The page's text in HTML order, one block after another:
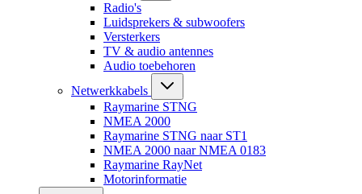
Radio's
Luidsprekers & subwoofers
Versterkers
TV & audio antennes
Audio toebehoren
Netwerkkabels
Raymarine STNG
NMEA 2000
Raymarine STNG naar ST1
NMEA 2000 naar NMEA 0183
Raymarine RayNet
Motorinformatie